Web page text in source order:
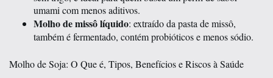
umami com menos aditivos.
Molho de missô líquido: extraído da pasta de missô,
também é fermentado, contém probióticos e menos sódio.
Molho de Soja: O Que é, Tipos, Benefícios e Riscos à Saúde